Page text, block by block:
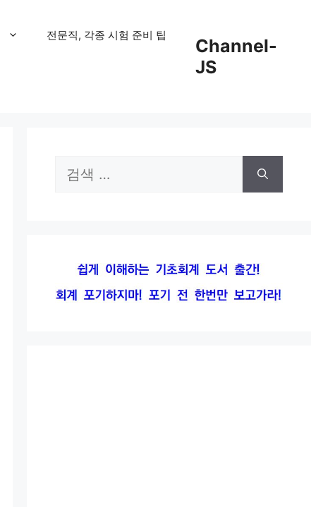
Channel-
JS
전문직, 각종 시험 준비 팁
검